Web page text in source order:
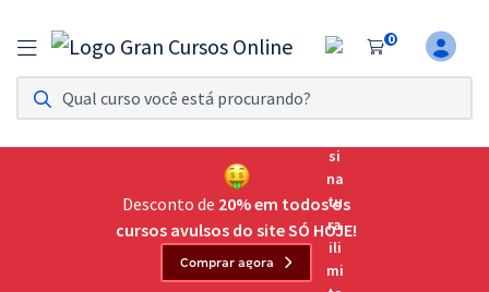
0
Assinatura Ilimitada 11
Acesso a todos os cursos. Teste grátis por 7 dias!
Assinatura OAB Até Passar
Acesso ilimitado a toda preparação para o Exame da
Residências Multiprofissionais
Desconto de 20% em todos os
cursos avulsos do site SÓ HOJE!
Comprar agora